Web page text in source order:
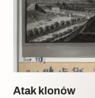
Atak klonów